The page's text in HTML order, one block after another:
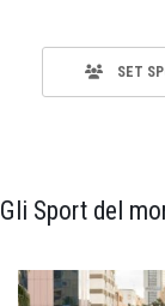
SET
Gli Sport del